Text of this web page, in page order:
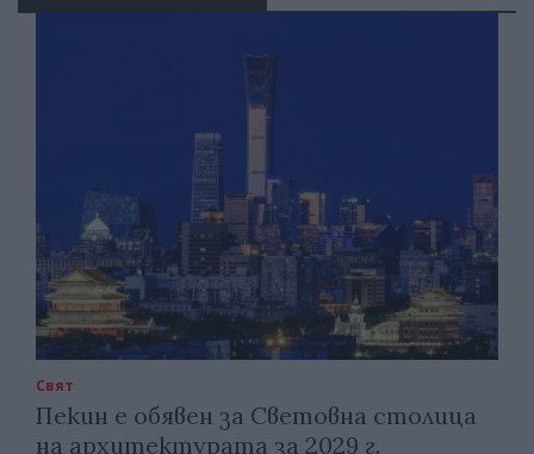
Свят
Пекин е обявен за Световна столица
на архитектурата за 2029 г.